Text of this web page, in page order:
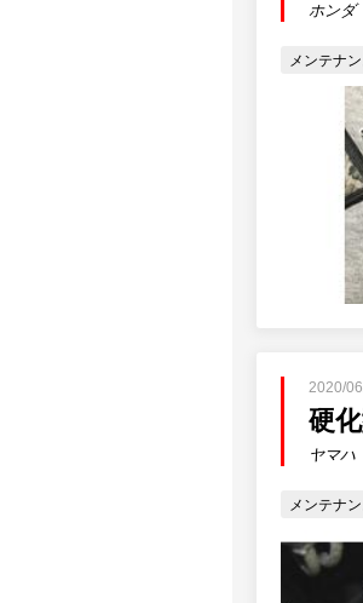
ホンダ
メンテナ
2020/
硬
ヤマハ
メンテナ